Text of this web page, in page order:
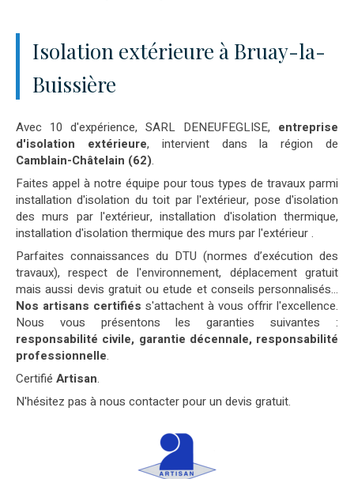
Isolation extérieure à Bruay-la-
Buissière
Avec 10 d'expérience, SARL DENEUFEGLISE, entreprise
d'isolation extérieure, intervient dans la région de
Camblain-Châtelain (62).
Faites appel à notre équipe pour tous types de travaux parmi
installation d'isolation du toit par l'extérieur, pose d'isolation
des murs par l'extérieur, installation d'isolation thermique,
installation d'isolation thermique des murs par l'extérieur .
Parfaites connaissances du DTU (normes d’exécution des
travaux), respect de l'environnement, déplacement gratuit
mais aussi devis gratuit ou etude et conseils personnalisés...
Nos artisans certifiés s'attachent à vous offrir l'excellence.
Nous vous présentons les garanties suivantes :
responsabilité civile, garantie décennale, responsabilité
professionnelle.
Certifié Artisan.
N'hésitez pas à nous contacter pour un devis gratuit.